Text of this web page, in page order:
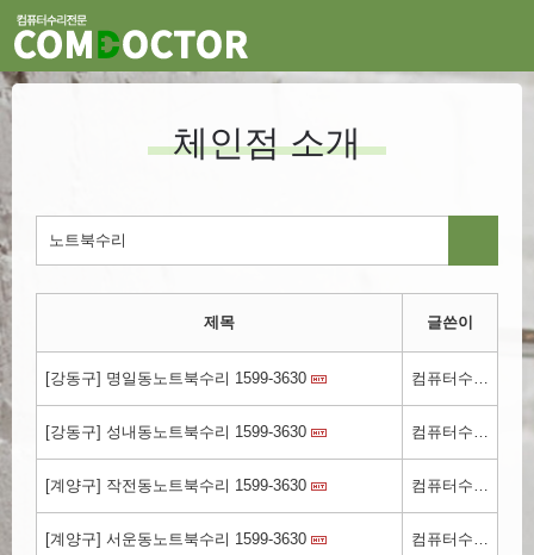
체인점 소개
제목 글쓴이
[강동구] 명일동노트북수리 1599-3630 컴퓨터수리.kr
[강동구] 성내동노트북수리 1599-3630 컴퓨터수리.kr
[계양구] 작전동노트북수리 1599-3630 컴퓨터수리.kr
[계양구] 서운동노트북수리 1599-3630 컴퓨터수리.kr